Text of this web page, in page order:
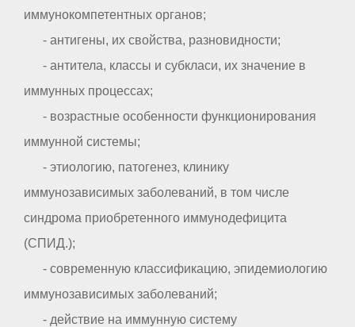
иммунокомпетентных органов;
- антигены, их свойства, разновидности;
- антитела, классы и субкласи, их значение в
иммунных процессах;
- возрастные особенности функционирования
иммунной системы;
- этиологию, патогенез, клинику
иммунозависимых заболеваний, в том числе
синдрома приобретенного иммунодефицита
(СПИД.);
- современную классификацию, эпидемиологию
иммунозависимых заболеваний;
- действие на иммунную систему